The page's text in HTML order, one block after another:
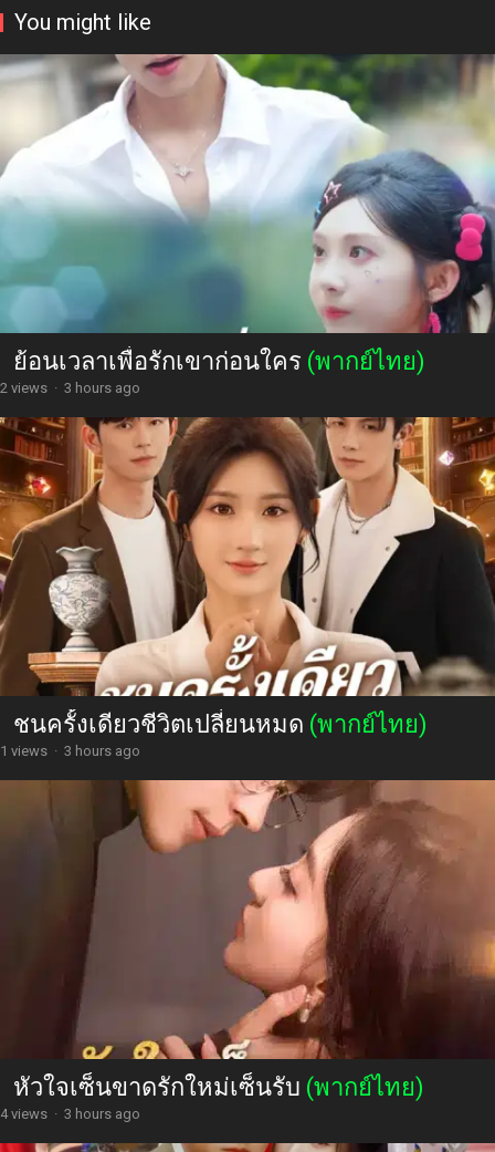
You might like
ย้อนเวลาเพื่อรักเขาก่อนใคร (พากย์ไทย)
2 views · 3 hours ago
ชนครั้งเดียวชีวิตเปลี่ยนหมด (พากย์ไทย)
1 views · 3 hours ago
หัวใจเซ็นขาดรักใหม่เซ็นรับ (พากย์ไทย)
4 views · 3 hours ago